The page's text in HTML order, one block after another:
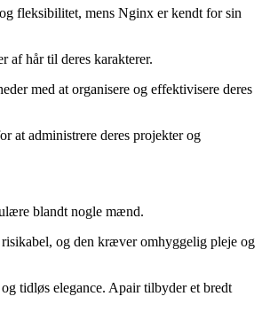
fleksibilitet, mens Nginx er kendt for sin
hår til deres karakterer.
med at organisere og effektivisere deres
at administrere deres projekter og
blandt nogle mænd.
og den kræver omhyggelig pleje og
tidløs elegance. Apair tilbyder et bredt